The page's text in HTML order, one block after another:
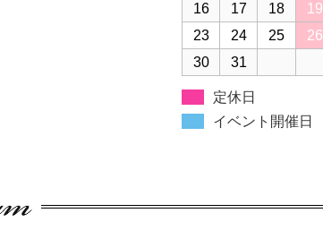
16
17 18 19
23
24 25 26
30
31
定休日
イベント開催日